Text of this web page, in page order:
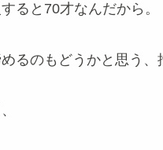
ると70才なんだから。
るのもどうかと思う、